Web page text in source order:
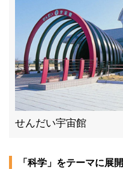
せんだい宇宙館
「科学」をテーマに展開